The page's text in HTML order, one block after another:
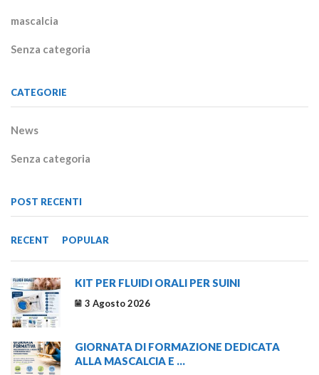
mascalcia
Senza categoria
CATEGORIE
News
Senza categoria
POST RECENTI
RECENT POPULAR
KIT PER FLUIDI ORALI PER SUINI
3 Agosto 2026
GIORNATA DI FORMAZIONE DEDICATA
ALLA MASCALCIA E ...